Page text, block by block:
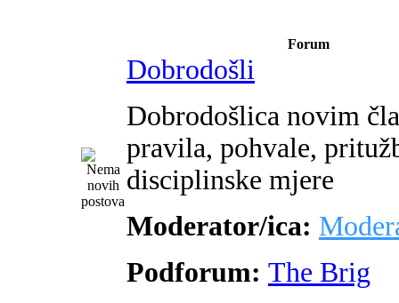
Forum
Dobrodošli
Dobrodošlica novim
pravila, pohvale,
disciplinske mjere
Moderator/ica:
Podforum: The Brig